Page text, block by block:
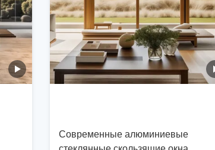
Современные алюминиевые